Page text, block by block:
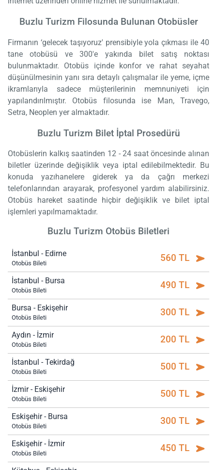
Buzlu Turizm Filosunda Bulunan Otobüsler
Firmanın ‘gelecek taşıyoruz' prensibiyle yola çıkması ile 40
tane otobüsü ve 300'e yakında bilet satış noktası
bulunmaktadır. Otobüs içinde konfor ve rahat seyahat
düşünülmesinin yanı sıra detaylı çalışmalar ile yeme, içme
ikramlarıyla sadece müşterilerinin memnuniyeti için
yapılandırılmıştır. Otobüs filosunda ise Man, Travego,
Setra, Neoplen yer almaktadır.
Buzlu Turizm Bilet İptal Prosedürü
Otobüslerin kalkış saatinden 12 - 24 saat öncesinde alınan
biletler üzerinde değişiklik veya iptal edilebilmektedir. Bu
konuda yazıhanelere giderek ya da çağrı merkezi
telefonlarından arayarak, profesyonel yardım alabilirsiniz.
Otobüs hareket saatinde hiçbir değişiklik ve bilet iptal
işlemleri yapılmamaktadır.
Buzlu Turizm Otobüs Biletleri
İstanbul - Edirne
Otobüs Bileti 560 TL
İstanbul - Bursa
Otobüs Bileti 490 TL
Bursa - Eskişehir
Otobüs Bileti 300 TL
Aydın - İzmir
Otobüs Bileti 200 TL
İstanbul - Tekirdağ
Otobüs Bileti 500 TL
İzmir - Eskişehir
Otobüs Bileti 500 TL
Eskişehir - Bursa
Otobüs Bileti 300 TL
Eskişehir - İzmir
Otobüs Bileti 450 TL